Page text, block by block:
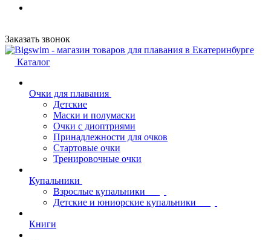
Заказать звонок
Каталог
Очки для плавания
Детские
Маски и полумаски
Очки с диоптриями
Принадлежности для очков
Стартовые очки
Тренировочные очки
Купальники
Взрослые купальники
Детские и юниорские купальники
Книги